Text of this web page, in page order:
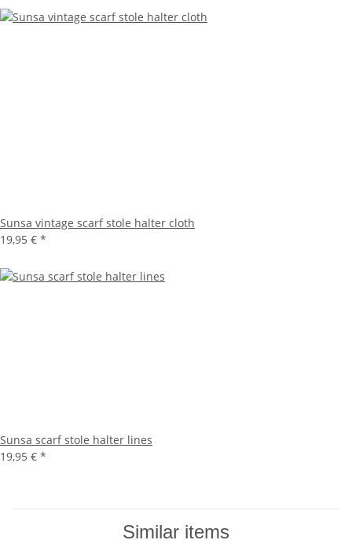
Sunsa vintage scarf stole halter cloth
19,95 € *
Sunsa scarf stole halter lines
19,95 € *
Similar items